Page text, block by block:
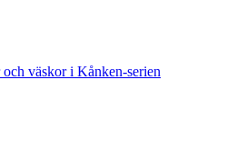
väskor i Kånken-serien